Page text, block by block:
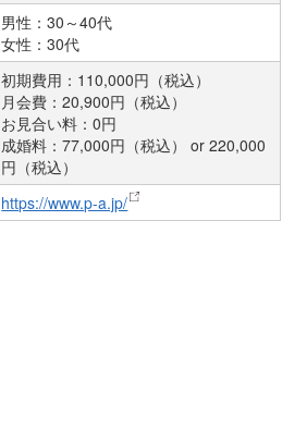
男性：30～40代
女性：30代
初期費用：110,000円（税込）
月会費：20,900円（税込）
お見合い料：0円
成婚料：77,000円（税込） or 220,000
円（税込）
https://www.p-a.jp/